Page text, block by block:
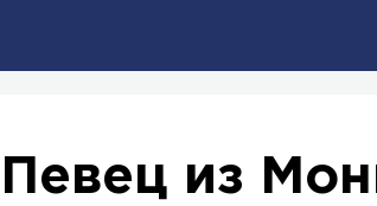
Певец из